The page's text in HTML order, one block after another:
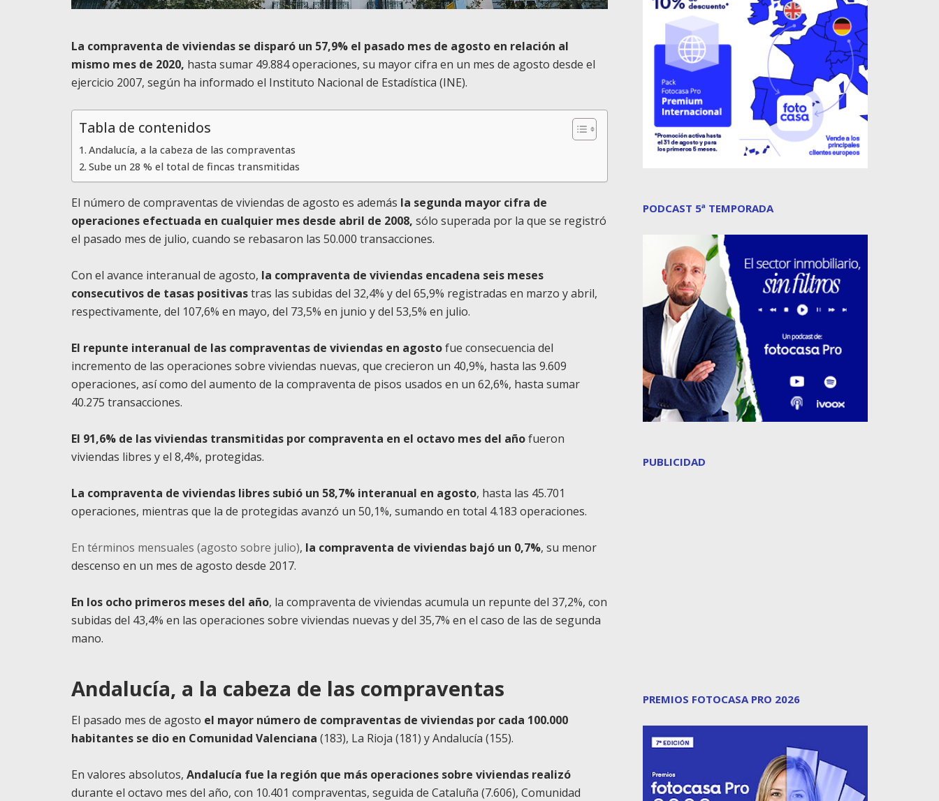
La compraventa de viviendas se disparó un 57,9% el pasado mes de agosto en relación al
mismo mes de 2020, hasta sumar 49.884 operaciones, su mayor cifra en un mes de agosto desde el
ejercicio 2007, según ha informado el Instituto Nacional de Estadística (INE).
Tabla de contenidos
Andalucía, a la cabeza de las compraventas
Sube un 28 % el total de fincas transmitidas
El número de compraventas de viviendas de agosto es además la segunda mayor cifra de
operaciones efectuada en cualquier mes desde abril de 2008, sólo superada por la que se registró
el pasado mes de julio, cuando se rebasaron las 50.000 transacciones.
Con el avance interanual de agosto, la compraventa de viviendas encadena seis meses
consecutivos de tasas positivastras las subidas del 32,4% y del 65,9% registradas en marzo y abril,
respectivamente, del 107,6% en mayo, del 73,5% en junio y del 53,5% en julio.
El repunte interanual de las compraventas de viviendas en agostofue consecuencia del
incremento de las operaciones sobre viviendas nuevas, que crecieron un 40,9%, hasta las 9.609
operaciones, así como del aumento de la compraventa de pisos usados en un 62,6%, hasta sumar
40.275 transacciones.
El 91,6% de las viviendas transmitidas por compraventa en el octavo mes del añofueron
viviendas libres y el 8,4%, protegidas.
La compraventa de viviendas libres subió un 58,7% interanual en agosto, hasta las 45.701
operaciones, mientras que la de protegidas avanzó un 50,1%, sumando en total 4.183 operaciones.
En términos mensuales (agosto sobre julio), la compraventa de viviendas bajó un 0,7%, su menor
descenso en un mes de agosto desde 2017.
En los ocho primeros meses del año, la compraventa de viviendas acumula un repunte del 37,2%, con
subidas del 43,4% en las operaciones sobre viviendas nuevas y del 35,7% en el caso de las de segunda
mano.
Andalucía, a la cabeza de las compraventas
El pasado mes de agosto el mayor número de compraventas de viviendas por cada 100.000
habitantes se dio en Comunidad Valenciana (183), La Rioja (181) y Andalucía (155).
En valores absolutos, Andalucía fue la región que más operaciones sobre viviendas realizó
durante el octavo mes del año, con 10.401 compraventas, seguida de Cataluña (7.606), Comunidad
PODCAST 5ª TEMPORADA
PUBLICIDAD
PREMIOS FOTOCASA PRO 2026